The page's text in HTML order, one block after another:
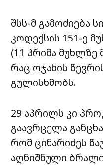
შსს-მ გამოძიება
კოდექსის 151-ე
(11 პრიმა
რაც ოჯახის
გულისხმობს.
29 აპრილს კი
გაავრცელა
რომ ცინარიძეს
აღნიშნული